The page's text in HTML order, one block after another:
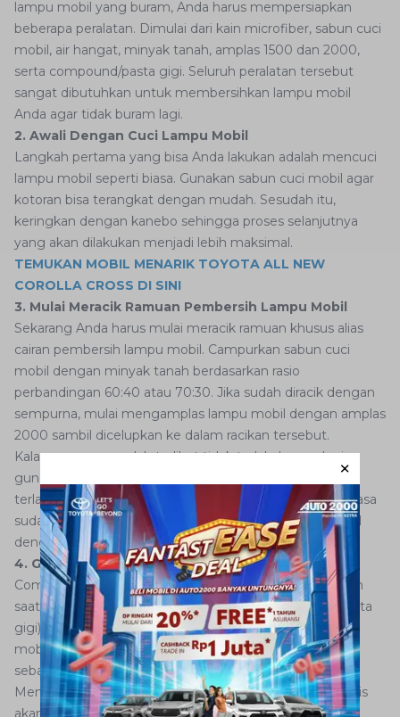
lampu mobil yang buram, Anda harus mempersiapkan
beberapa peralatan. Dimulai dari kain microfiber, sabun cuci
mobil, air hangat, minyak tanah, amplas 1500 dan 2000,
serta compound/pasta gigi. Seluruh peralatan tersebut
sangat dibutuhkan untuk membersihkan lampu mobil
Anda agar tidak buram lagi.
2. Awali Dengan Cuci Lampu Mobil
Langkah pertama yang bisa Anda lakukan adalah mencuci
lampu mobil seperti biasa. Gunakan sabun cuci mobil agar
kotoran bisa terangkat dengan mudah. Sesudah itu,
keringkan dengan kanebo sehingga proses selanjutnya
yang akan dilakukan menjadi lebih maksimal.
TEMUKAN MOBIL MENARIK TOYOTA ALL NEW
COROLLA CROSS DI SINI
3. Mulai Meracik Ramuan Pembersih Lampu Mobil
Sekarang Anda harus mulai meracik ramuan khusus alias
cairan pembersih lampu mobil. Campurkan sabun cuci
mobil dengan minyak tanah berdasarkan rasio
perbandingan 60:40 atau 70:30. Jika sudah diracik dengan
sempurna, mulai mengamplas lampu mobil dengan amplas
2000 sambil dicelupkan ke dalam racikan tersebut.
Kalau memang sudah terlihat tidak terlalu buram lagi,
gunakan amplas 1000. Namun sebaliknya, kalau masih
terlalu buram, tetap gunakan amplas 2000 hingga merasa
sudah cukup bersih. Anda bisa mengerikan lampu mobil
dengan lap hingga bersih total.
4. Gunakan Compound
Compound yang sudah dipersiapkan bisa Anda gunakan
saat ini. Oleskan compound (jika tidak ada, gunakan pasta
gigi) secara merata ke seluruh permukaan kaca lampu
mobil. Tapi kalau memang ingin hasil lebih maksimal,
sebaiknya gunakan compound.
Mengapa harus compound? Sifatnya yang bisa mengikis